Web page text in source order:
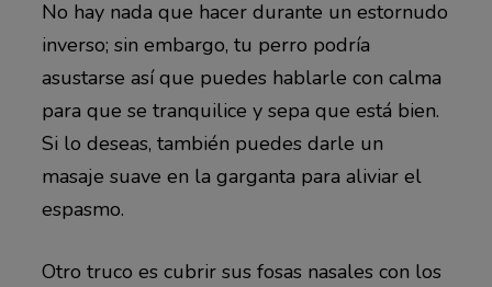
No hay nada que hacer durante un estornudo
inverso; sin embargo, tu perro podría
asustarse así que puedes hablarle con calma
para que se tranquilice y sepa que está bien.
Si lo deseas, también puedes darle un
masaje suave en la garganta para aliviar el
espasmo.
Otro truco es cubrir sus fosas nasales con los